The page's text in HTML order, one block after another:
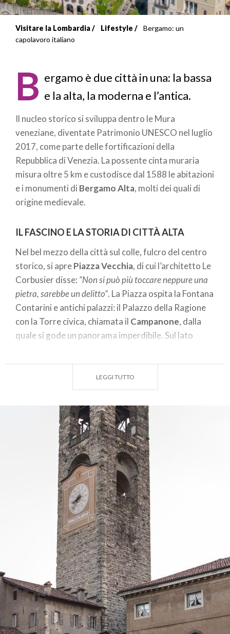
Briciole
pane
Visitare la Lombardia Lifestyle
Bergamo: un
capolavoro italiano
B ergamo è due città in una: la bassa
e la alta, la moderna e l’antica.
Il nucleo storico si sviluppa dentro le Mura
veneziane, diventate Patrimonio UNESCO nel luglio
2017, come parte delle fortificazioni della
Repubblica di Venezia. La possente cinta muraria
misura oltre 5 km e custodisce dal 1588 le abitazioni
e i monumenti di Bergamo Alta, molti dei quali di
origine medievale.
IL FASCINO E LA STORIA DI CITTÀ ALTA
Nel bel mezzo della città sul colle, fulcro del centro
storico, si aprePiazza Vecchia, di cui l’architetto Le
Corbusier disse: “Non si può più toccare neppure una
pietra, sarebbe un delitto”. La Piazza ospita la Fontana
Contarini e antichi palazzi: il Palazzo della Ragione
con la Torre civica, chiamata il Campanone, dalla
quale si gode un panorama imperdibile. Sul lato
Angelo Maj, con il suo vastissimo patrimonio.
amata dai bergamaschi, un gioiello dall’aspetto
romanico-lombardo e l’interno barocco, con le
preziose tarsie di Lorenzo Lotto. Esiste un mezzo di
trasporto davvero particolare per raggiungere la
città dentro le Mura ed è lafunicolare
fune che dal centro di Bergamo Bassa, attraversa la
cinta muraria per arrivare in Piazza del Mercato del
CITTÀ BASSA, FRA MUSEI E GRANDI EVENTI
Scendendo inCittà Bassa, la parte più moderna, si
percorre il Viale Vittorio Emanuele, alberato e
maestoso che conduce fino aPorta Nuova, centro
di Bergamo: qui sorgono imponenti edifici
progettati dall’architetto Piacentini a inizio ‘900, il
Teatro Donizetti, i locali enogastronomici, i negozi
LEGGI TUTTO